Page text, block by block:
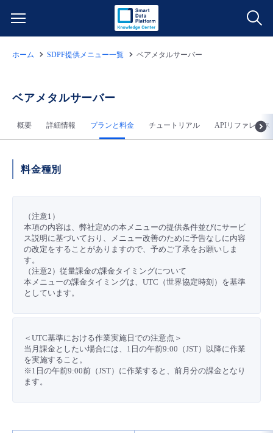
サービス一覧
データ利活用
クラウド/サーバー
ネットワーク
IoT
モニタリング/監査
サポート
すべてのメニューを見る
よくある質問
データ利活用
クラウド/サーバー
ネットワーク
IoT
モニタリング/監査
管理機能
すべてのメニューを見る
料金情報
料金シミュレーター
データ利活用
クラウド/サーバー
ネットワーク
モニタリング/監査
サポート
ご利用開始ガイド
■ 管理機能
- 管理機能
■ セットアップガイド
- 新規お申し込み方法
- 初期設定・確認
- ユーザー機能の管理
- バックアップ
- セキュリティ・監査
- IoT
- マルチクラウド利用
- リモートワーク
故障/メンテナンス情報
サービス稼働状況
メンテナンス予定
定期メンテナンス
パートナー
協業パートナー
トレーニング/操作動画
脱炭素化
ホーム SDPF提供メニュー一覧 ベアメタルサーバー
ベアメタルサーバー
概要 詳細情報 プランと料金 チュートリアル APIリファレンス
料金種別
（注意1）
本項の内容は、弊社定めの本メニューの提供条件並びにサービ
ス説明に基づいており、メニュー改善のために予告なしに内容
の改定をすることがありますので、予めご了承をお願いしま
す。
（注意2）従量課金の課金タイミングについて
本メニューの課金タイミングは、UTC（世界協定時刻）を基準
としています。
＜UTC基準における作業実施日での注意点＞
当月課金としたい場合には、1日の午前9:00（JST）以降に作業
を実施すること。
※1日の午前9:00前（JST）に作業すると、前月分の課金となり
ます。